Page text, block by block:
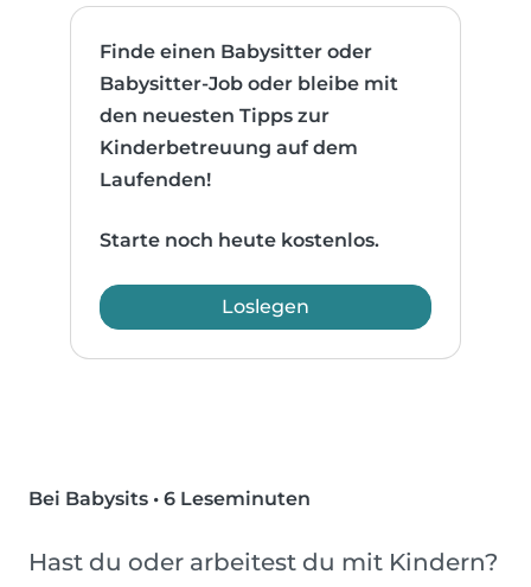
Finde einen Babysitter oder
Babysitter-Job oder bleibe mit
den neuesten Tipps zur
Kinderbetreuung auf dem
Laufenden!
Starte noch heute kostenlos.
Loslegen
Bei Babysits • 6 Leseminuten
Hast du oder arbeitest du mit Kindern?